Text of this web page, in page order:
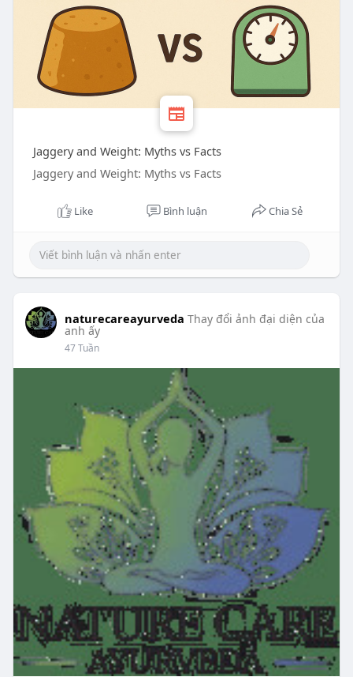
Jaggery and Weight: Myths vs Facts
Jaggery and Weight: Myths vs Facts
Like Bình luận Chia Sẻ
naturecareayurveda Thay đổi ảnh đại diện của
anh ấy
47 Tuần